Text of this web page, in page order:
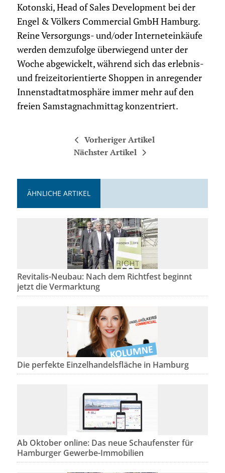
Kotonski, Head of Sales Development bei der
Engel & Völkers Commercial GmbH Hamburg.
Reine Versorgungs- und/oder Interneteinkäufe
werden demzufolge überwiegend unter der
Woche abgewickelt, während sich das erlebnis-
und freizeitorientierte Shoppen in anregender
Innenstadtatmosphäre immer mehr auf den
freien Samstagnachmittag konzentriert.
Vorheriger Artikel
Nächster Artikel
ÄHNLICHE ARTIKEL
Revitalis-Neubau: Nach dem Richtfest beginnt
jetzt die Vermarktung
Die perfekte Einzelhandelsfläche in Hamburg
Ab Oktober online: Das neue Schaufenster für
Hamburger Gewerbe-Immobilien